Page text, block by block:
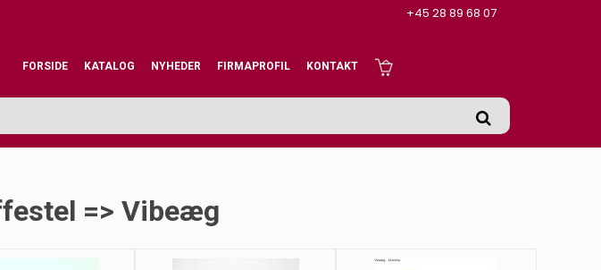
+45 28 89 68 07
FORSIDE KATALOG NYHEDER FIRMAPROFIL KONTAKT
=> Vibeæg